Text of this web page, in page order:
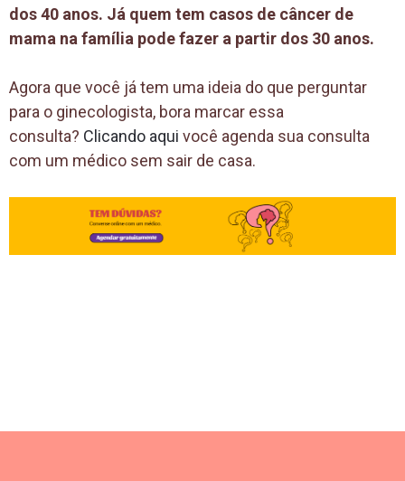
dos 40 anos. Já quem tem casos de câncer de
mama na família pode fazer a partir dos 30 anos.
Agora que você já tem uma ideia do que perguntar
para o ginecologista, bora marcar essa
consulta? Clicando aqui você agenda sua consulta
com um médico sem sair de casa.